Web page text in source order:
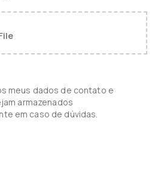
meus dados de contato e
armazenados
em caso de dúvidas.